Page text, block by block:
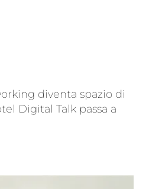
diventa spazio di
Digital Talk passa a